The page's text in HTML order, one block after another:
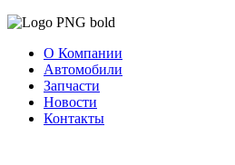
О Компании
Автомобили
Запчасти
Новости
Контакты